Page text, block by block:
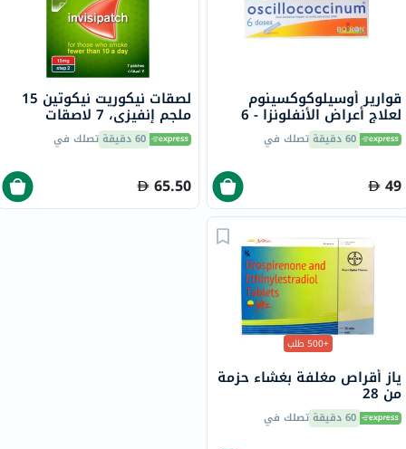
قوارير أوسيلوكوكسينوم
لعلاج أعراض الأنفلونزا - 6
قوارير 60 دقيقة تصلك في
49
لصقات نيكوريت نيكوتين 15
ملجم إنفيزي، 7 لاصقات
60 دقيقة تصلك في
65.50
+500 طلب
ياز أقراص مغلفة بغشاء حزمة
من 28
60 دقيقة تصلك في